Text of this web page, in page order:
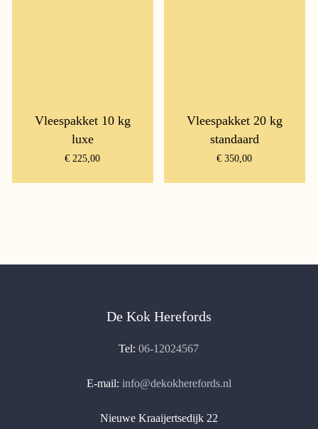
Vleespakket 10 kg
luxe
€ 225,00
Vleespakket 20 kg
standaard
€ 350,00
De Kok Herefords
Tel:06-12024567
E-mail: info@dekokherefords.nl
Nieuwe Kraaijertsedijk 22